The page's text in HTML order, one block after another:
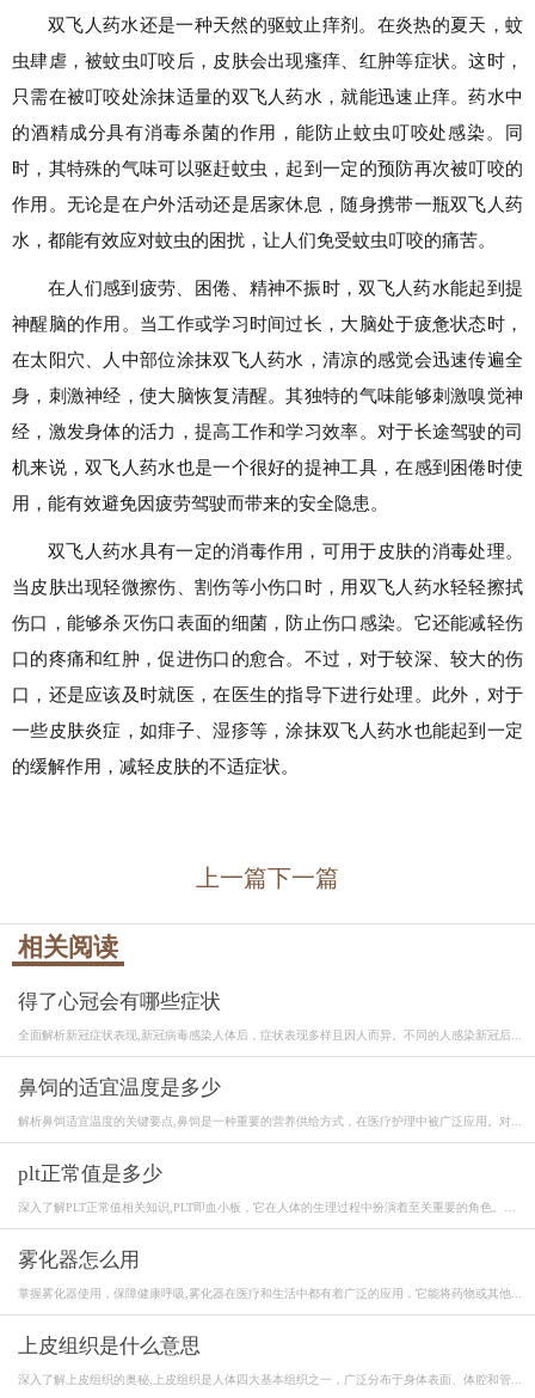
双飞人药水还是一种天然的驱蚊止痒剂。在炎热的夏天，蚊
虫肆虐，被蚊虫叮咬后，皮肤会出现瘙痒、红肿等症状。这时，
只需在被叮咬处涂抹适量的双飞人药水，就能迅速止痒。药水中
的酒精成分具有消毒杀菌的作用，能防止蚊虫叮咬处感染。同
时，其特殊的气味可以驱赶蚊虫，起到一定的预防再次被叮咬的
作用。无论是在户外活动还是居家休息，随身携带一瓶双飞人药
水，都能有效应对蚊虫的困扰，让人们免受蚊虫叮咬的痛苦。
在人们感到疲劳、困倦、精神不振时，双飞人药水能起到提
神醒脑的作用。当工作或学习时间过长，大脑处于疲惫状态时，
在太阳穴、人中部位涂抹双飞人药水，清凉的感觉会迅速传遍全
身，刺激神经，使大脑恢复清醒。其独特的气味能够刺激嗅觉神
经，激发身体的活力，提高工作和学习效率。对于长途驾驶的司
机来说，双飞人药水也是一个很好的提神工具，在感到困倦时使
用，能有效避免因疲劳驾驶而带来的安全隐患。
双飞人药水具有一定的消毒作用，可用于皮肤的消毒处理。
当皮肤出现轻微擦伤、割伤等小伤口时，用双飞人药水轻轻擦拭
伤口，能够杀灭伤口表面的细菌，防止伤口感染。它还能减轻伤
口的疼痛和红肿，促进伤口的愈合。不过，对于较深、较大的伤
口，还是应该及时就医，在医生的指导下进行处理。此外，对于
一些皮肤炎症，如痱子、湿疹等，涂抹双飞人药水也能起到一定
的缓解作用，减轻皮肤的不适症状。
上一篇下一篇
相关阅读
得了心冠会有哪些症状
全面解析新冠症状表现,新冠病毒感染人体后，症状表现多样且因人而异。不同的人感染新冠后...
鼻饲的适宜温度是多少
解析鼻饲适宜温度的关键要点,鼻饲是一种重要的营养供给方式，在医疗护理中被广泛应用。对...
plt正常值是多少
深入了解PLT正常值相关知识,PLT即血小板，它在人体的生理过程中扮演着至关重要的角色。血
雾化器怎么用
掌握雾化器使用，保障健康呼吸,雾化器在医疗和生活中都有着广泛的应用，它能将药物或其他...
上皮组织是什么意思
深入了解上皮组织的奥秘,上皮组织是人体四大基本组织之一，广泛分布于身体表面、体腔和管...